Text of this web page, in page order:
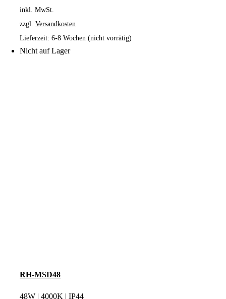
inkl. MwSt.
zzgl.Versandkosten
Lieferzeit:6-8 Wochen (nicht vorrätig)
Nicht auf Lager
RH-MSD48
48W | 4000K | IP44